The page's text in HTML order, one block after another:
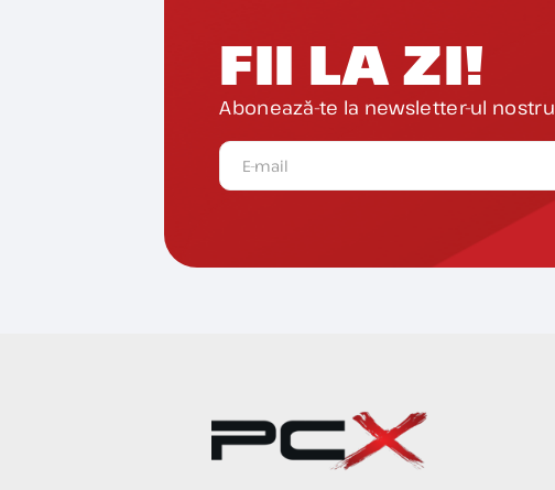
FII LA ZI!
Abonează-te la newsletter-ul nostru